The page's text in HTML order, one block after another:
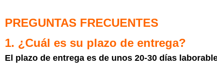
PREGUNTAS FRECUENTES
1. ¿Cuál es su plazo de entrega?
El plazo de entrega es de unos 20-30 días